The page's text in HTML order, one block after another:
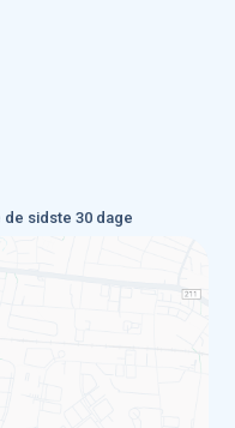
de sidste 30 dage